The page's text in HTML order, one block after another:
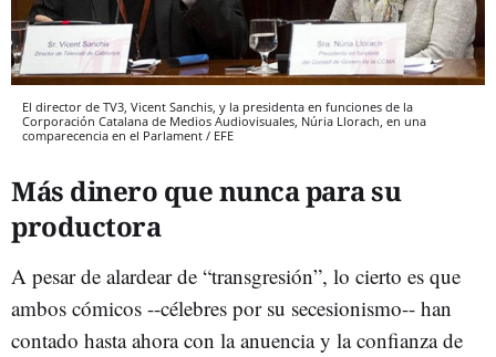
El director de TV3, Vicent Sanchis, y la presidenta en funciones de la
Corporación Catalana de Medios Audiovisuales, Núria Llorach, en una
comparecencia en el Parlament / EFE
Más dinero que nunca para su
productora
A pesar de alardear de “transgresión”, lo cierto es que
ambos cómicos --célebres por su secesionismo-- han
contado hasta ahora con la anuencia y la confianza de